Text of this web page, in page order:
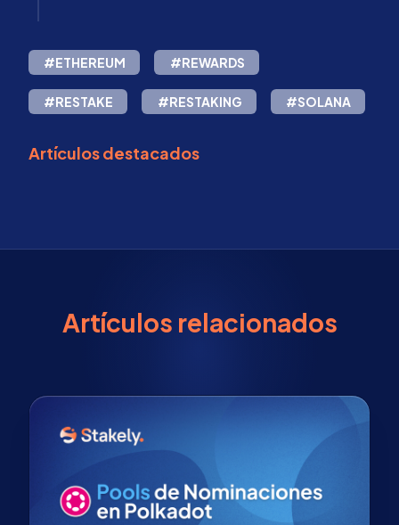
#ETHEREUM #REWARDS
#RESTAKE #RESTAKING #SOLANA
Artículos destacados
Artículos relacionados